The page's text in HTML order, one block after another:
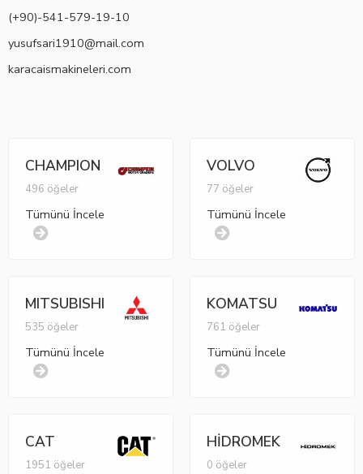
(+90)-541-579-19-10
yusufsari1910@mail.com
karacaismakineleri.com
CHAMPION
496 öğeler
Tümünü İncele
VOLVO
77 öğeler
Tümünü İncele
MITSUBISHI
535 öğeler
Tümünü İncele
KOMATSU
761 öğeler
Tümünü İncele
CAT
1951 öğeler
HİDROMEK
0 öğeler